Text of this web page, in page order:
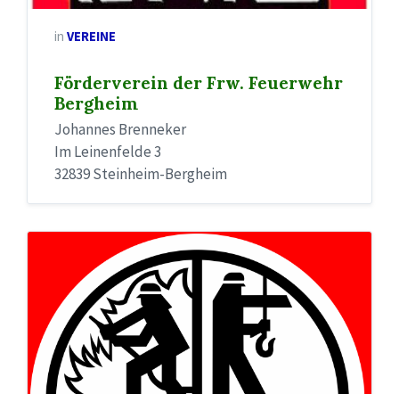
in VEREINE
Förderverein der Frw. Feuerwehr
Bergheim
Johannes Brenneker
Im Leinenfelde 3
32839 Steinheim-Bergheim